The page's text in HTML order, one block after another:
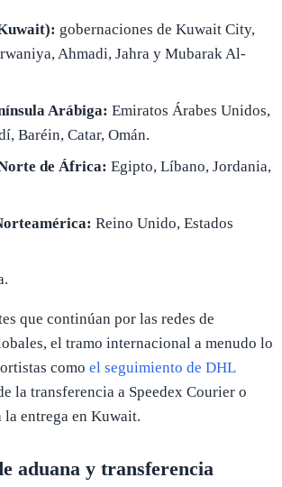
gobernaciones de Kuwait City,
Ahmadi, Jahra y Mubarak Al-
Arábiga: Emiratos Árabes Unidos,
Baréin, Catar, Omán.
de África: Egipto, Líbano, Jordania,
Reino Unido, Estados
que continúan por las redes de
el tramo internacional a menudo lo
como el seguimiento de DHL
la transferencia a Speedex Courier o
la entrega en Kuwait.
aduana y transferencia